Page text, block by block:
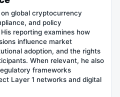
global cryptocurrency
and policy
reporting examines how
influence market
adoption, and the rights
When relevant, he also
frameworks
Layer 1 networks and digital